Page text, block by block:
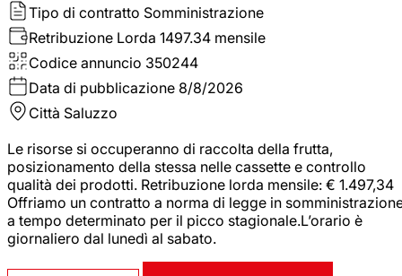
Tipo di contratto Somministrazione
Retribuzione Lorda 1497.34 mensile
Codice annuncio 350244
Data di pubblicazione 8/8/2026
Città Saluzzo
Le risorse si occuperanno di raccolta della frutta,
posizionamento della stessa nelle cassette e controllo
qualità dei prodotti. Retribuzione lorda mensile: € 1.497,34
Offriamo un contratto a norma di legge in
a tempo determinato per il picco stagionale.L’orario è
giornaliero dal lunedì al sabato.